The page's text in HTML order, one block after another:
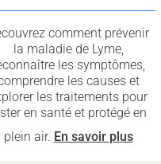
comment prévenir
la maladie de Lyme,
les symptômes,
les causes et
les traitements pour
en santé et protégé en
plein air. En savoir plus